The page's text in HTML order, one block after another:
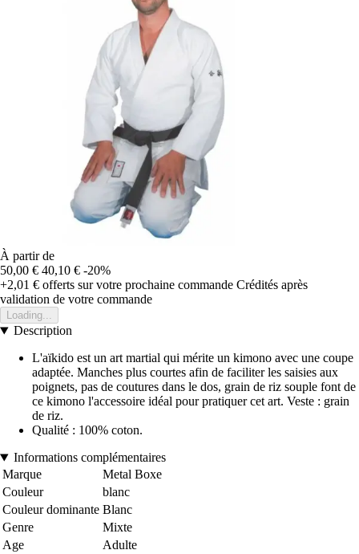
À partir de
50,00 € 40,10 € -20%
+2,01 € offerts sur votre prochaine commande Crédités après
validation de votre commande
Loading...
Description
L'aïkido est un art martial qui mérite un kimono avec une coupe
adaptée. Manches plus courtes afin de faciliter les saisies aux
poignets, pas de coutures dans le dos, grain de riz souple font de
ce kimono l'accessoire idéal pour pratiquer cet art. Veste : grain
de riz.
Qualité : 100% coton.
Informations complémentaires
Marque
Metal Boxe
Couleur
blanc
Couleur dominante Blanc
Genre
Mixte
Age
Adulte